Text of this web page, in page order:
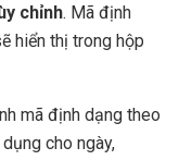
chỉnh. Mã định
hiển thị trong hộp
mã định dạng theo
cho ngày,